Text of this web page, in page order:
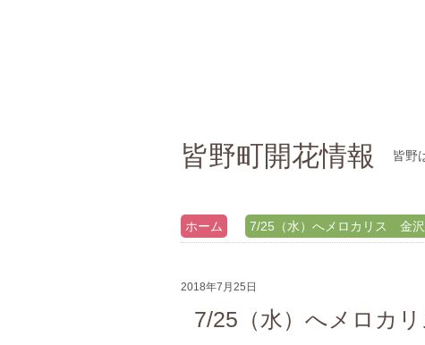
皆野町開花情報 皆野
ホーム 7/25（水）へメロカリス 金
2018年7月25日
7/25（水）へメロカ